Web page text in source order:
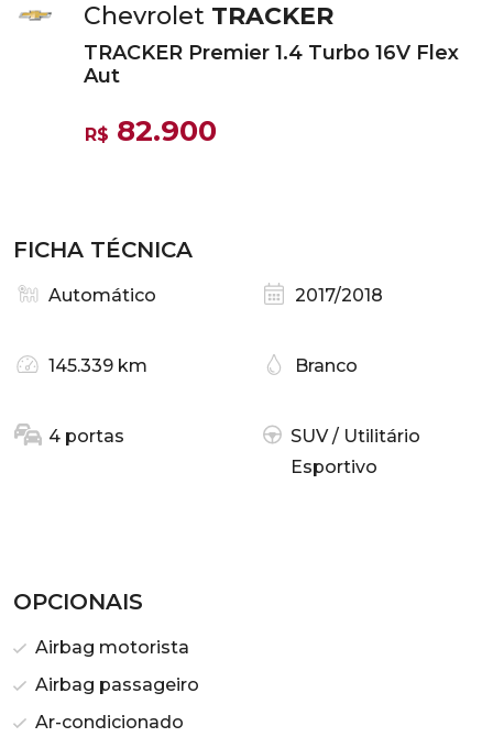
Chevrolet TRACKER
TRACKER Premier 1.4 Turbo 16V Flex
Aut
R$ 82.900
FICHA TÉCNICA
Automático 2017/2018
145.339 km Branco
4 portas
SUV / Utilitário
Esportivo
OPCIONAIS
Airbag motorista
Airbag passageiro
Ar-condicionado